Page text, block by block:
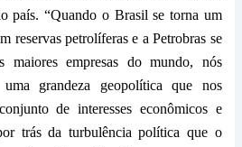
país. “Quando o Brasil se torna um
reservas petrolíferas e a Petrobras se
maiores empresas do mundo, nós
uma grandeza geopolítica que nos
de interesses econômicos e
trás da turbulência política que o